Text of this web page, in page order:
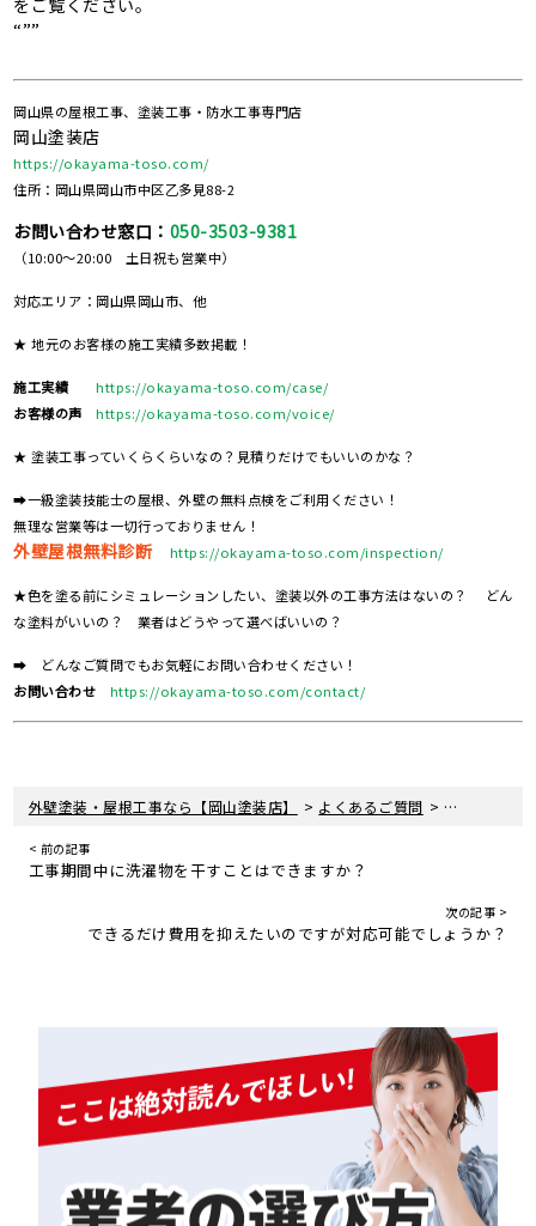
をご覧ください。
“””
岡山県の屋根工事、塗装工事・防水工事専門店
岡山塗装店
https://okayama-toso.com/
住所：岡山県岡山市中区乙多見88-2
お問い合わせ窓口： 050-3503-9381
（10:00～20:00 土日祝も営業中）
対応エリア：岡山県岡山市、他
★ 地元のお客様の施工実績多数掲載！
施工実績
https://okayama-toso.com/case/
お客様の声
https://okayama-toso.com/voice/
★ 塗装工事っていくらくらいなの？見積りだけでもいいのかな？
➡一級塗装技能士の屋根、外壁の無料点検をご利用ください！
無理な営業等は一切行っておりません！
外壁屋根無料診断 https://okayama-toso.com/inspection/
★色を塗る前にシミュレーションしたい、塗装以外の工事方法はないの？ どん
な塗料がいいの？ 業者はどうやって選べばいいの？
➡ どんなご質問でもお気軽にお問い合わせください！
お問い合わせ
https://okayama-toso.com/contact/
外壁塗装・屋根工事なら【岡山塗装店】 > よくあるご質問 > 工事について
< 前の記事
工事期間中に洗濯物を干すことはできますか？
次の記事 >
できるだけ費用を抑えたいのですが対応可能でしょうか？